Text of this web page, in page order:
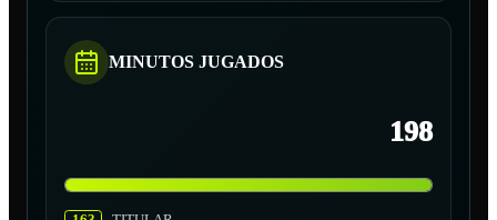
MINUTOS JUGADOS
198